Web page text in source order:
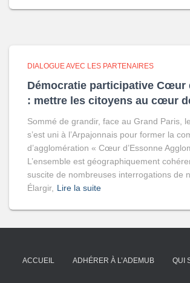
DIALOGUE AVEC LES PARTENAIRES
Démocratie participative Cœur
: mettre les citoyens au cœur
Sommé de grandir, face au Grand Paris,
s’est uni à l’Arpajonnais pour former la
d’agglomération « Cœur d’Essonne
L’ensemble est géographiquement
suscite de nombreuses interrogations de
Élargir, Lire la suite
ACCUEIL ADHÉRER À L’ADEMUB QUI